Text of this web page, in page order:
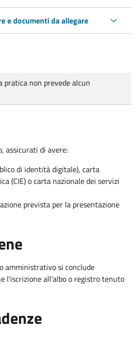
e documenti da allegare
pratica non prevede alcun
assicurati di avere:
di identità digitale), carta
(CIE) o carta nazionale dei servizi
prevista per la presentazione
amministrativo si conclude
l'iscrizione all'albo o registro tenuto